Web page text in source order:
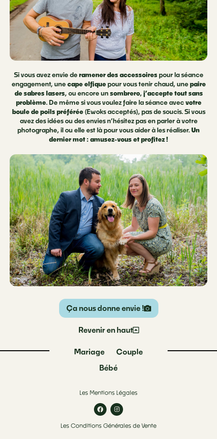
Si vous avez envie deramener des accessoirespour la séance
engagement, unecape elfiquepour vous tenir chaud, unepaire
de sabres lasers, ou encore unsombrero, j’accepte tout sans
problème. De même si vous voulez faire la séance avecvotre
boule de poils préférée(Ewoks acceptés), pas de soucis. Si vous
avez des idées ou des envies n’hésitez pas en parler à votre
photographe, il ou elle est là pour vous aider à les réaliser.Un
dernier mot : amusez-vous et profitez !
Ça nous donne envie !
Revenir en haut
Mariage
Couple
Bébé
Les Mentions Légales
Les Conditions Générales de Vente